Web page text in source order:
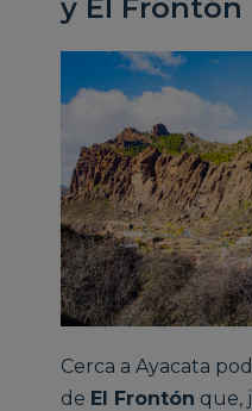
y El Frontón
Cerca a Ayacata
de El Frontón que,